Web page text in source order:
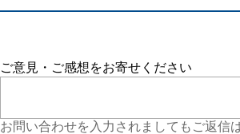
ご意見・ご感想をお寄せください
お問い合わせを入力されましてもご返信